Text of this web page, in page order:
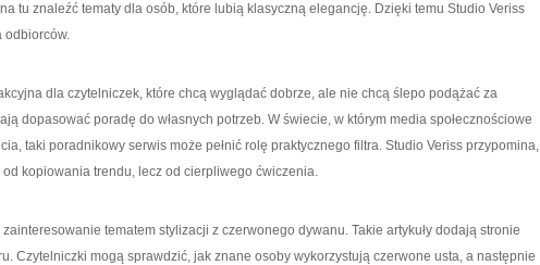
tu znaleźć tematy dla osób, które lubią klasyczną elegancję. Dzięki temu Studio Veriss
odbiorców.
dla czytelniczek, które chcą wyglądać dobrze, ale nie chcą ślepo podążać za
dopasować poradę do własnych potrzeb. W świecie, w którym media społecznościowe
taki poradnikowy serwis może pełnić rolę praktycznego filtra. Studio Veriss przypomina,
kopiowania trendu, lecz od cierpliwego ćwiczenia.
tematem stylizacji z czerwonego dywanu. Takie artykuły dodają stronie
Czytelniczki mogą sprawdzić, jak znane osoby wykorzystują czerwone usta, a następnie